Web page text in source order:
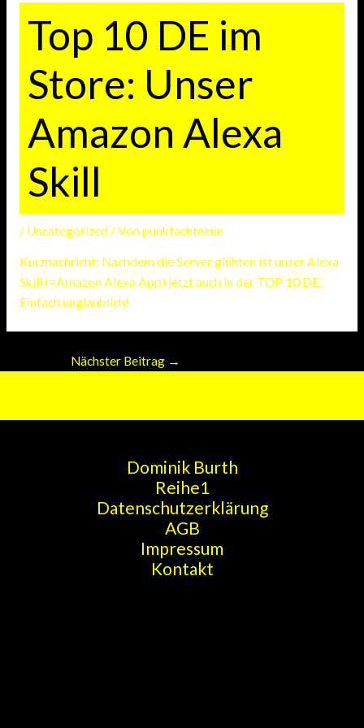
Top 10 DE im
Store: Unser
Amazon Alexa
Skill
/ Uncategorized/ Vonpunktachtneun
Kurznachricht: Nachdem die Server glühten ist unser Alexa
Skill (=Amazon Alexa App) jetzt auch in der TOP 10 DE.
Einfach unglaublich!
Nächster Beitrag →
Dominik Burth
Reihe1
Datenschutzerklärung
AGB
Impressum
Kontakt